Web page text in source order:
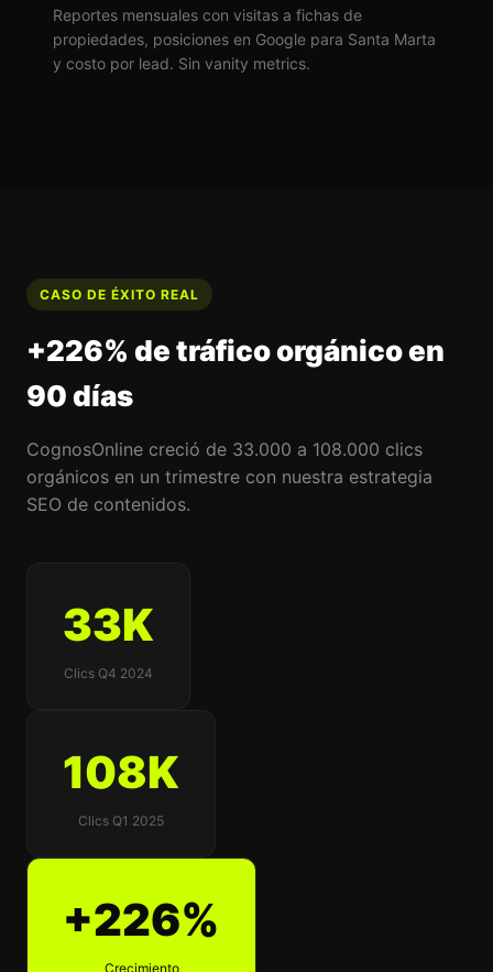
Reportes mensuales con visitas a fichas de
propiedades, posiciones en Google para Santa Marta
y costo por lead. Sin vanity metrics.
CASO DE ÉXITO REAL
+226% de tráfico orgánico en
90 días
CognosOnline creció de 33.000 a 108.000 clics
orgánicos en un trimestre con nuestra estrategia
SEO de contenidos.
33K
Clics Q4 2024
108K
Clics Q1 2025
+226%
Crecimiento